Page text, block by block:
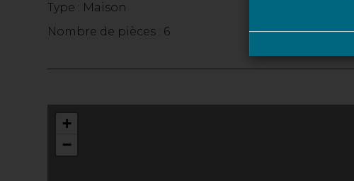
Type : Maison
Nombre de pièces : 6
Nombre
+
−